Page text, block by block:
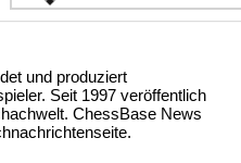
und produziert
Seit 1997 veröffentlich
ChessBase News